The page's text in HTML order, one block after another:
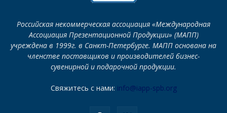
Российская некоммерческая ассоциация «Международная
Ассоциация Презентационной Продукции» (МАПП)
учреждена в 1999г. в Санкт-Петербурге. МАПП основана на
членстве поставщиков и производителей бизнес-
сувенирной и подарочной продукции.
Свяжитесь с нами: info@iapp-spb.org